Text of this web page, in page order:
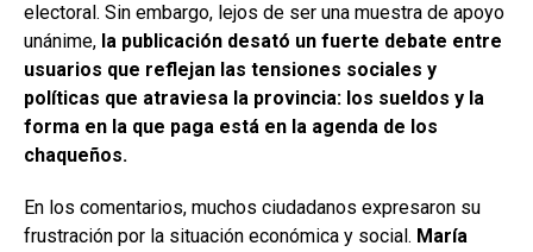
electoral. Sin embargo, lejos de ser una muestra de apoyo
unánime, la publicación desató un fuerte debate entre
usuarios que reflejan las tensiones sociales y
políticas que atraviesa la provincia: los sueldos y la
forma en la que paga está en la agenda de los
chaqueños.
En los comentarios, muchos ciudadanos expresaron su
frustración por la situación económica y social. María